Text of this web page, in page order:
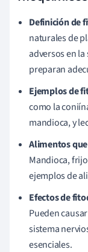
Definición de
naturales de
adversos en
preparan
Ejemplos de
como la
mandioca, y
Alimentos
Mandioca,
ejemplos de
Efectos de
Pueden
sistema
esenciales.